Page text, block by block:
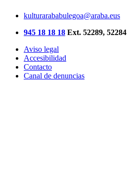
kulturarababulegoa@araba.eus
945 18 18 18 Ext. 52289, 52284
Aviso legal
Accesibilidad
Contacto
Canal de denuncias